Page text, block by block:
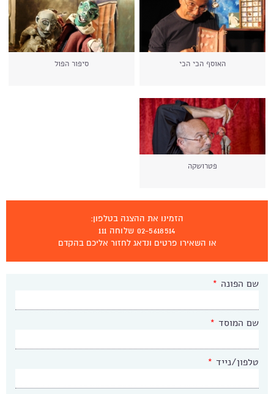
הזמינו את ההצגה בטלפון:
02-5618514 שלוחה 111
או השאירו פרטים ונדאג לחזור אליכם בהקדם
שם הפונה *
שם המוסד *
טלפון/נייד *
האוסף הכי הכי סיפור הפול
פטרושקה